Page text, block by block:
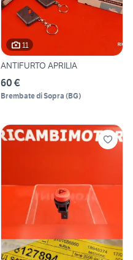
11
ANTIFURTO APRILIA
60 €
Brembate di Sopra (BG)